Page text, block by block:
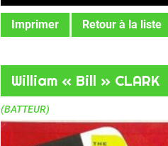
Imprimer Retour à la liste
William « Bill » CLARK
(BATTEUR)